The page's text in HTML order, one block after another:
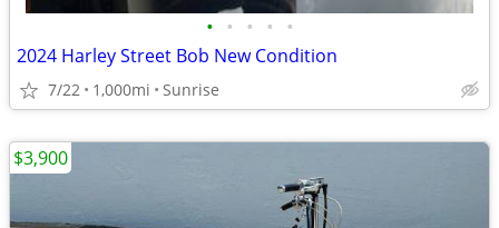
• • • • •
2024 Harley Street Bob New Condition
7/22 1,000mi Sunrise
$3,900